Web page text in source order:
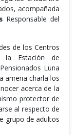
acompañada
Responsable del
de los Centros
la Estación de
Luna
amena charla los
acerca de la
protector de
al respecto de
grupo de adultos